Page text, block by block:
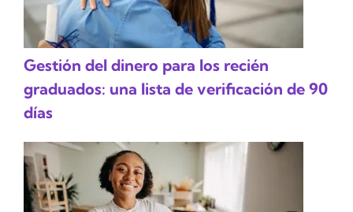
Gestión del dinero para los recién
graduados: una lista de verificación de 90
días